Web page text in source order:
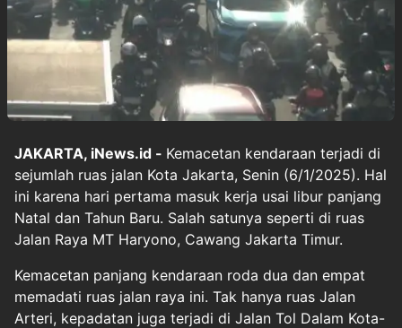
JAKARTA, iNews.id - Kemacetan kendaraan terjadi di
sejumlah ruas jalan Kota Jakarta, Senin (6/1/2025). Hal
ini karena hari pertama masuk kerja usai libur panjang
Natal dan Tahun Baru. Salah satunya seperti di ruas
Jalan Raya MT Haryono, Cawang Jakarta Timur.
Kemacetan panjang kendaraan roda dua dan empat
memadati ruas jalan raya ini. Tak hanya ruas Jalan
Arteri, kepadatan juga terjadi di Jalan Tol Dalam Kota-